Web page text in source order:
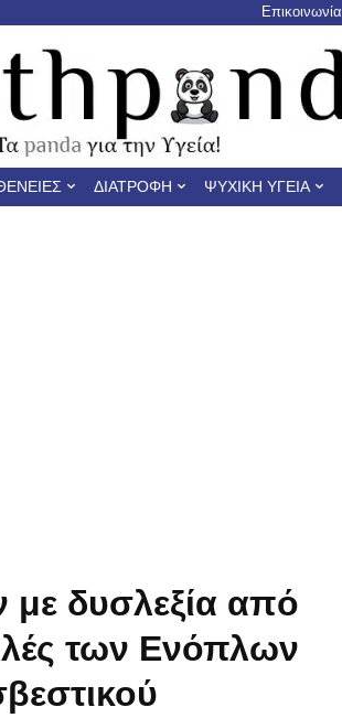
Επικοινωνία
ΔΙΑΤΡΟΦΉ ΨΥΧΙΚΉ ΥΓΕΊΑ
δυσλεξία από
των Ενόπλων